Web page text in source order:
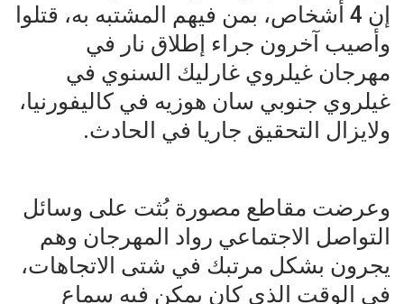
إن 4 أشخاص، بمن فيهم المشتبه به، قتلوا
وأصيب آخرون جراء إطلاق نار في
مهرجان غيلروي غارليك السنوي في
غيلروي جنوبي سان هوزيه في كاليفورنيا،
ولايزال التحقيق جاريا في الحادث.
وعرضت مقاطع مصورة بُثت على وسائل
التواصل الاجتماعي رواد المهرجان وهم
يجرون بشكل مرتبك في شتى الاتجاهات،
في الوقت الذي كان يمكن فيه سماع